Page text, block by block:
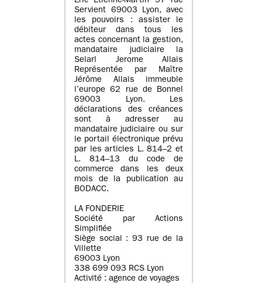
Servient 69003 Lyon, avec
les pouvoirs : assister le
débiteur dans tous les
actes concernant la gestion,
mandataire judiciaire la
Selarl Jerome Allais
Représentée par Maître
Jérôme Allais immeuble
l’europe 62 rue de Bonnel
69003 Lyon. Les
déclarations des créances
sont à adresser au
mandataire judiciaire ou sur
le portail électronique prévu
par les articles L. 814–2 et
L. 814–13 du code de
commerce dans les deux
mois de la publication au
BODACC.
LA FONDERIE
Société par Actions
Simplifiée
Siège social : 93 rue de la
Villette
69003 Lyon
338 699 093 RCS Lyon
Activité : agence de voyages